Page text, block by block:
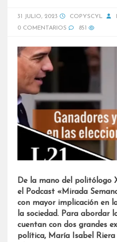
31 JULIO, 2023 COPYSCYL
0 COMENTARIOS
851
De la mano del politólogo
el Podcast «Mirada
con mayor implicación en
la sociedad. Para abordar
cuentan con dos grandes
política, María Isabel